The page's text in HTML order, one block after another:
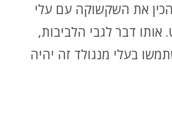
את השקשוקה עם עלי
דבר לגבי הלביבות,
בעלי מנגולד זה יהיה